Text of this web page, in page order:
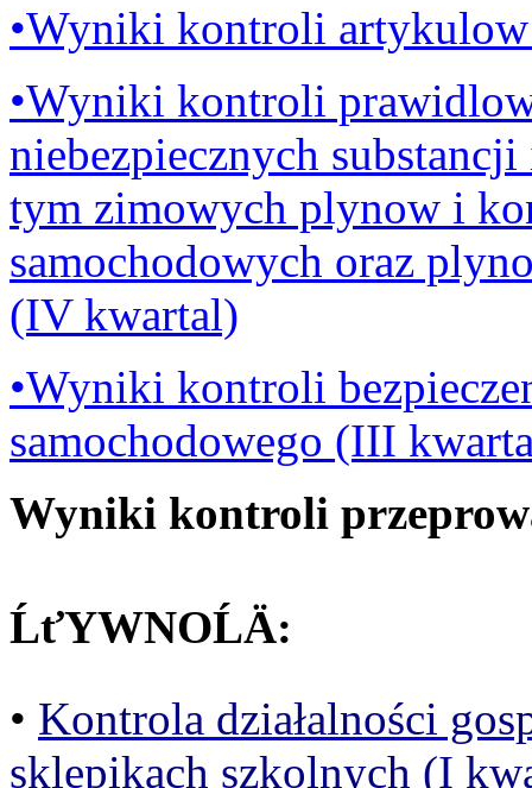
•Wyniki kontroli
•Wyniki kontroli
niebezpiecznych
tym zimowych plynow i
samochodowych oraz
(IV kwartal)
•Wyniki kontroli
samochodowego (III
Wyniki kontroli
ĹťYWNOĹÄ:
• Kontrola działalności
sklepikach szkolnych (I